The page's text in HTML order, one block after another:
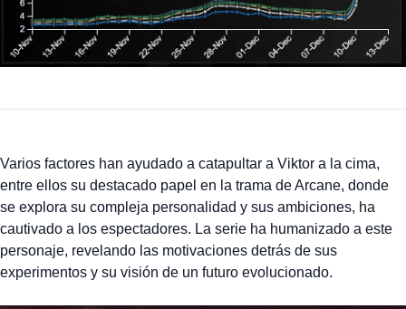
Varios factores han ayudado a catapultar a Viktor a la cima,
entre ellos su destacado papel en la trama de Arcane, donde
se explora su compleja personalidad y sus ambiciones, ha
cautivado a los espectadores. La serie ha humanizado a este
personaje, revelando las motivaciones detrás de sus
experimentos y su visión de un futuro evolucionado.